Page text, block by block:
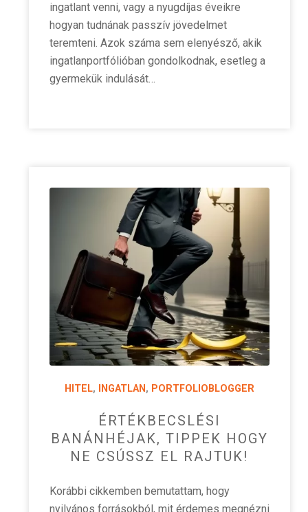
ingatlant venni, vagy a nyugdíjas éveikre
hogyan tudnának passzív jövedelmet
teremteni. Azok száma sem elenyésző, akik
ingatlanportfólióban gondolkodnak, esetleg a
gyermekük indulását…
HITEL, INGATLAN , PORTFOLIOBLOGGER
ÉRTÉKBECSLÉSI
BANÁNHÉJAK, TIPPEK HOGY
NE CSÚSSZ EL RAJTUK!
Korábbi cikkemben bemutattam, hogy
nyilvános forrásokból, mit érdemes megnézni